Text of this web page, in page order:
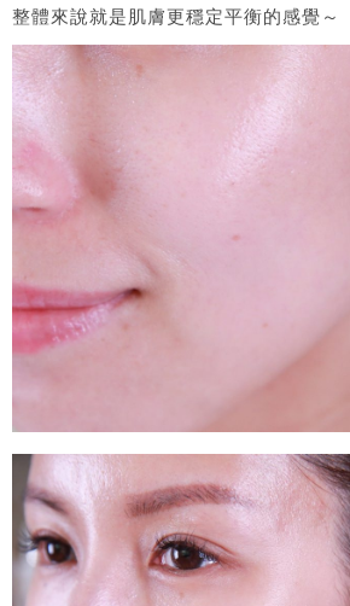
整體來說就是肌膚更穩定平衡的感覺～